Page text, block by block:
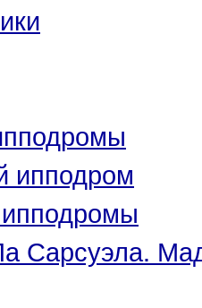
ипподром
Сарсуэла.